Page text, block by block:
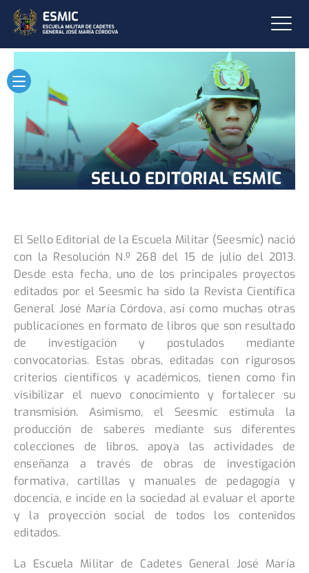
SELLO EDITORIAL ESMIC
El Sello Editorial de la Escuela Militar (Seesmic) nació
con la Resolución N.º 268 del 15 de julio del 2013.
Desde esta fecha, uno de los principales proyectos
editados por el Seesmic ha sido la Revista Científica
General José María Córdova, así como muchas otras
publicaciones en formato de libros que son resultado
de investigación y postulados mediante
convocatorias. Estas obras, editadas con rigurosos
criterios científicos y académicos, tienen como fin
visibilizar el nuevo conocimiento y fortalecer su
transmisión. Asimismo, el Seesmic estimula la
producción de saberes mediante sus diferentes
colecciones de libros, apoya las actividades de
enseñanza a través de obras de investigación
formativa, cartillas y manuales de pedagogía y
docencia, e incide en la sociedad al evaluar el aporte
y la proyección social de todos los contenidos
editados.
La Escuela Militar de Cadetes General José María